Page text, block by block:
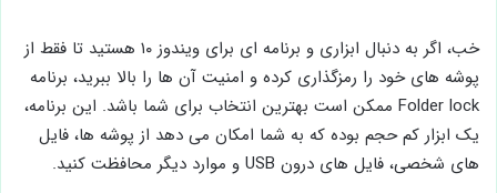
خب، اگر به دنبال ابزاری و برنامه ای برای ویندوز ۱۰ هستید تا فقط از
پوشه های خود را رمزگذاری کرده و امنیت آن ها را بالا ببرید، برنامه
Folder lock ممکن است بهترین انتخاب برای شما باشد. این برنامه،
یک ابزار کم حجم بوده که به شما امکان می دهد از پوشه ها، فایل
های شخصی، فایل های درون USB و موارد دیگر محافظت کنید.